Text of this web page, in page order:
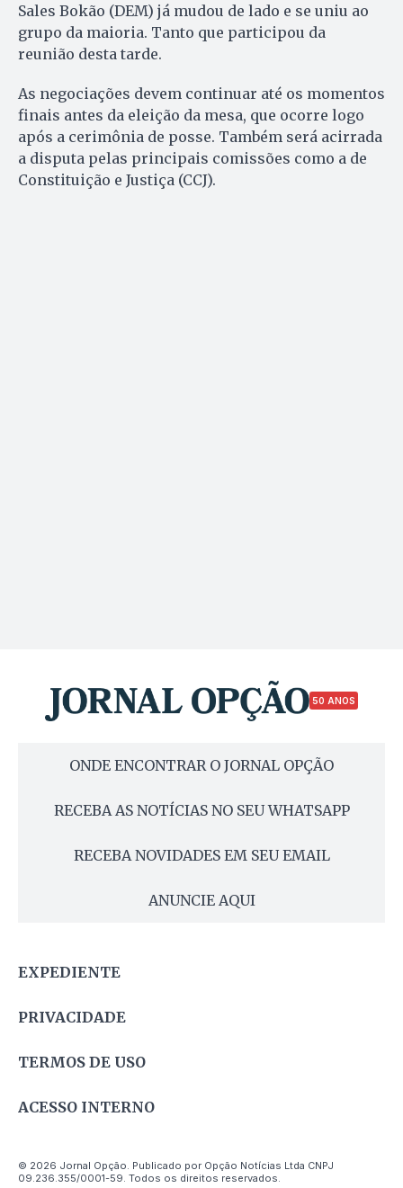
Sales Bokão (DEM) já mudou de lado e se uniu ao
grupo da maioria. Tanto que participou da
reunião desta tarde.
As negociações devem continuar até os momentos
finais antes da eleição da mesa, que ocorre logo
após a cerimônia de posse. Também será acirrada
a disputa pelas principais comissões como a de
Constituição e Justiça (CCJ).
50 ANOS
ONDE ENCONTRAR O JORNAL OPÇÃO
RECEBA AS NOTÍCIAS NO SEU WHATSAPP
RECEBA NOVIDADES EM SEU EMAIL
ANUNCIE AQUI
EXPEDIENTE
PRIVACIDADE
TERMOS DE USO
ACESSO INTERNO
© 2026 Jornal Opção. Publicado por Opção Notícias Ltda CNPJ
09.236.355/0001-59. Todos os direitos reservados.